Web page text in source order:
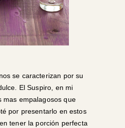
se caracterizan por su
El Suspiro, en mi
mas empalagosos que
por presentarlo en estos
tener la porción perfecta